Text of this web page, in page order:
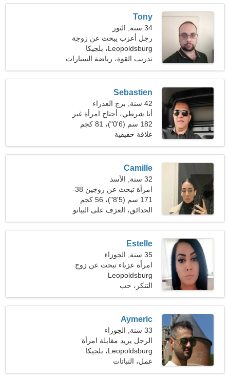
Tony
34 سنة, الثور
رجل أعزب يبحث عن زوجة
Leopoldsburg، بلجيكا
تدريب القوة، رياضة السيارات
Sebastien
42 سنة, برج العذراء
أنا شرطي، أحتاج امرأة غير
عادية
182 سم (6'0")، 81 كجم
(178 رطلا)
علاقة حقيقية
Camille
32 سنة, الأسد
امرأة تبحث عن زوجين 38-
41
171 سم (5'8")، 56 كجم
(123 رطلا)
الحدائق، العزف على البيانو
Estelle
35 سنة, الجوزاء
امرأة عزباء تبحث عن زوج
38-45
Leopoldsburg
التنكر، حب
Aymeric
33 سنة, الجوزاء
الرجل يريد مقابلة امرأة
Leopoldsburg، بلجيكا
عمل، النباتات